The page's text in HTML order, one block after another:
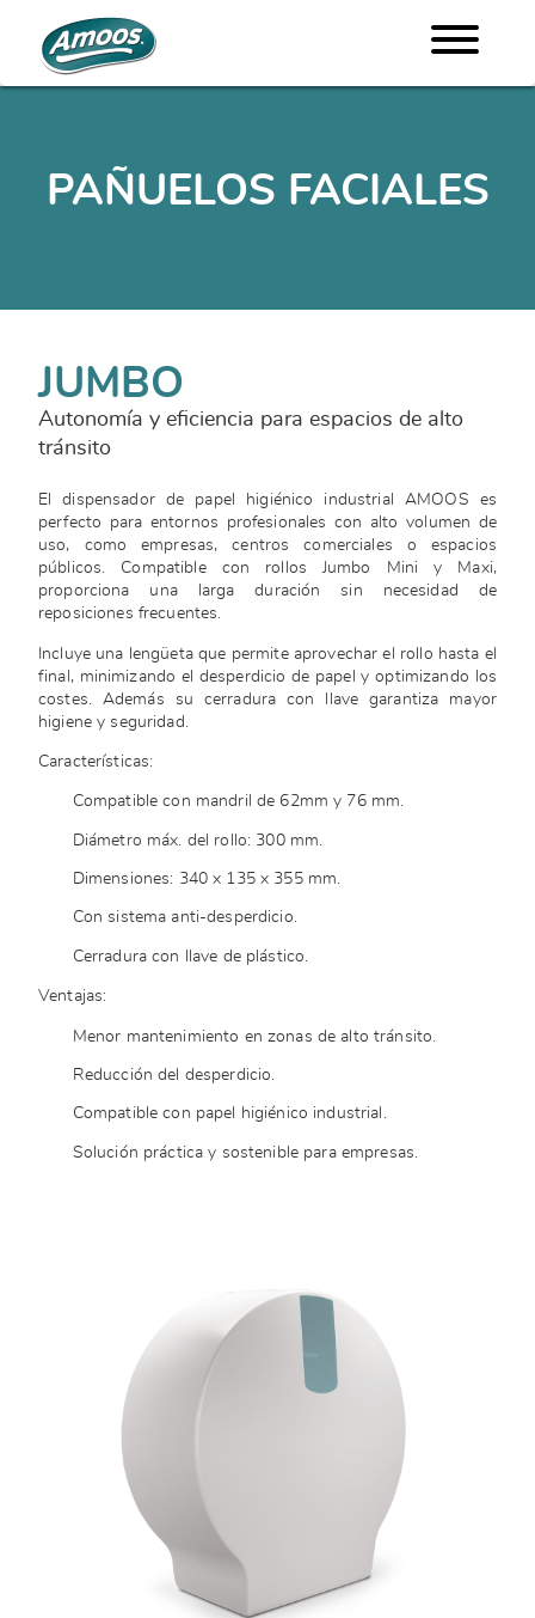
PAÑUELOS FACIALES
JUMBO
Autonomía y eficiencia para espacios de alto
tránsito
El dispensador de papel higiénico industrial AMOOS es
perfecto para entornos profesionales con alto volumen de
uso, como empresas, centros comerciales o espacios
públicos. Compatible con rollos Jumbo Mini y Maxi,
proporciona una larga duración sin necesidad de
reposiciones frecuentes.
Incluye una lengüeta que permite aprovechar el rollo hasta el
final, minimizando el desperdicio de papel y optimizando los
costes. Además su cerradura con llave garantiza mayor
higiene y seguridad.
Características:
Compatible con mandril de 62mm y 76 mm.
Diámetro máx. del rollo: 300 mm.
Dimensiones: 340 x 135 x 355 mm.
Con sistema anti-desperdicio.
Cerradura con llave de plástico.
Ventajas:
Menor mantenimiento en zonas de alto tránsito.
Reducción del desperdicio.
Compatible con papel higiénico industrial.
Solución práctica y sostenible para empresas.